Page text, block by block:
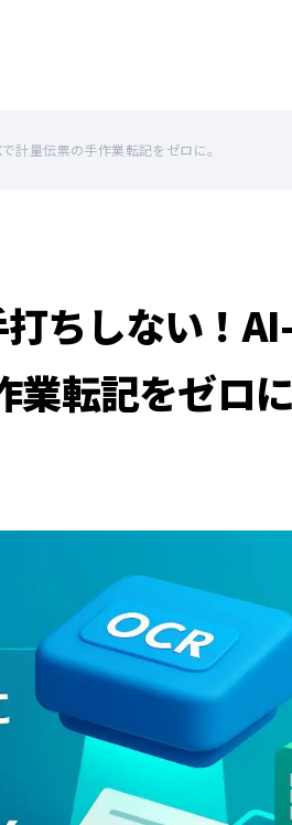
計量伝票の手作業転記をゼロに。
ちしない！
転記をゼロに